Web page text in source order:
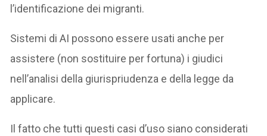
l’identificazione dei migranti.
Sistemi di AI possono essere usati anche per
assistere (non sostituire per fortuna) i giudici
nell’analisi della giurispriudenza e della legge da
applicare.
Il fatto che tutti questi casi d’uso siano considerati